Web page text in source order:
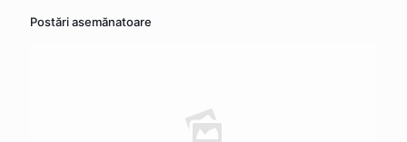
Postări asemănatoare